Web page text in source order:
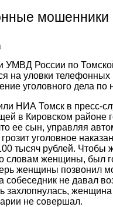
мошенники
УМВД России по
на уловки
уголовного дела
НИА Томск в пресс-
в Кировском районе
ее сын, управляя
грозит уголовное
тысяч рублей. Чтобы
словам женщины, был
женщины позвонил
собеседник не давал
захлопнулась,
не совершал.